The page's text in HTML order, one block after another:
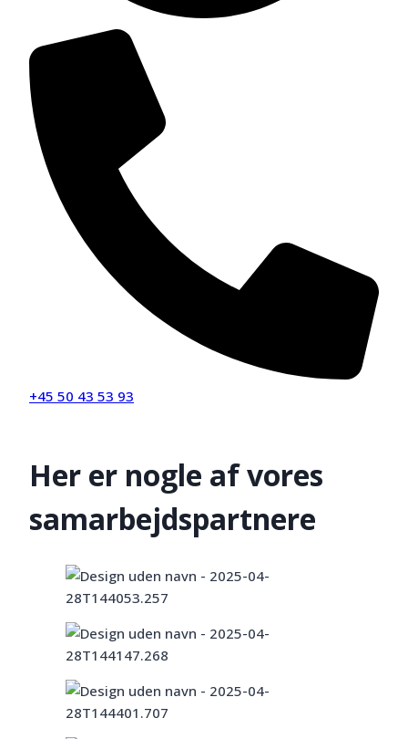
+45 50 43 53 93
Her er nogle af vores
samarbejdspartnere